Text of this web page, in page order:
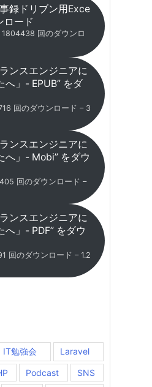
録ドリブン用Exce
ロード
1804438 回のダウンロ
ンスエンジニアに
へ」- EPUB” をダ
回のダウンロード – 3
ンスエンジニアに
へ」- Mobi” をダウ
回のダウンロード –
ンスエンジニアに
」- PDF” をダウ
回のダウンロード – 1.2
IT勉強会 Laravel
Podcast
SNS